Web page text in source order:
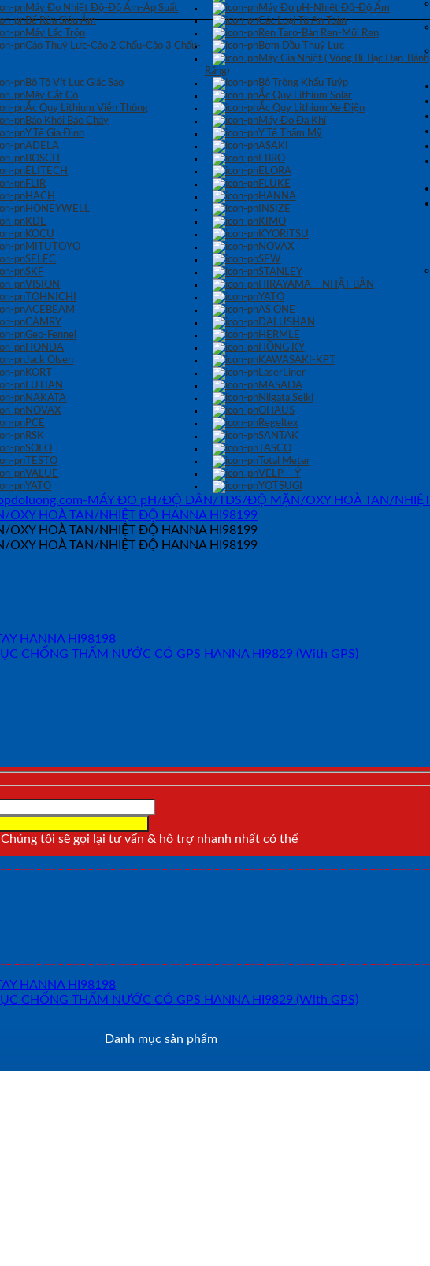
Máy Đo Nhiệt Độ-Độ Ẩm-Áp Suất
Máy Đo pH-Nhiệt Độ-Độ Ẩm
Bể Rửa Siêu Âm
Các Loại Tủ An Toàn
Máy Lắc Trộn
Ren Taro-Bàn Ren-Mũi Ren
Cảo Thuỷ Lực-Cảo 2 Chấu-Cảo 3 Chấu-
Bơm Dầu Thuỷ Lực
Máy Gia Nhiệt ( Vòng Bi-Bạc Đạn-Bánh
Răng)
Bộ Tô Vít Lục Giác Sao
Bộ Tròng Khẩu Tuýp
Máy Cắt Cỏ
Ắc Quy Lithium Solar
Ắc Quy Lithium Viễn Thông
Ắc Quy Lithium Xe Điện
Báo Khói Báo Cháy
Máy Đo Đa Khí
Y Tế Gia Đình Y Tế Thẩm Mỹ
ADELA
ASAKI
BOSCH
EBRO
ELITECH
ELORA
FLIR
FLUKE
HACH
HANNA
HONEYWELL
INSIZE
KDE
KIMO
KOCU
KYORITSU
MITUTOYO
NOVAX
SELEC
SEW
SKF
STANLEY
VISION
HIRAYAMA – NHẬT BẢN
TOHNICHI
YATO
ACEBEAM
AS ONE
CAMRY
DALUSHAN
Geo-Fennel
HERMLE
HONDA
HỒNG KÝ
Jack Olsen
KAWASAKI-KPT
KORT
LaserLiner
LUTIAN
MASADA
NAKATA
Niigata Seiki
NOVAX
OHAUS
PCE
Regeltex
RSK
SANTAK
SOLO
TASCO
TESTO
Total Meter
VALUE
VELP – Ý
YATO YOTSUGI
Chúng tôi sẽ gọi lại tư vấn & hỗ trợ nhanh nhất có thể
Danh mục sản phẩm